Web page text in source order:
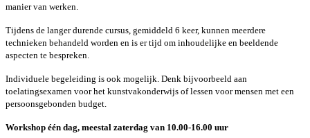
manier van werken.
Tijdens de langer durende cursus, gemiddeld 6 keer, kunnen meerdere
technieken behandeld worden en is er tijd om inhoudelijke en beeldende
aspecten te bespreken.
Individuele begeleiding is ook mogelijk. Denk bijvoorbeeld aan
toelatingsexamen voor het kunstvakonderwijs of lessen voor mensen met een
persoonsgebonden budget.
Workshop één dag, meestal zaterdag van 10.00-16.00 uur